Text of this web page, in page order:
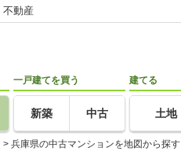
不動産
一戸建てを買う
新築 中古
建てる
土地
> 兵庫県の中古マンションを地図から探す